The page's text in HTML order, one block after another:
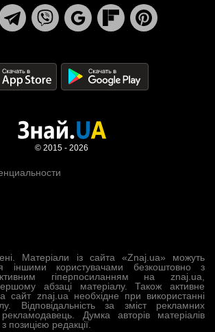
Матеріали із сайта «Znaj.ua» можуть
іншими користувачами безкоштовно з
гіперпосиланням на znaj.ua,
абзаці матеріалу. Також активне
сайт znaj.ua необхідне при використанні
Відповідальність за зміст рекламних
Думка авторів матеріалів
позицією редакції.
© 2015 - 2026